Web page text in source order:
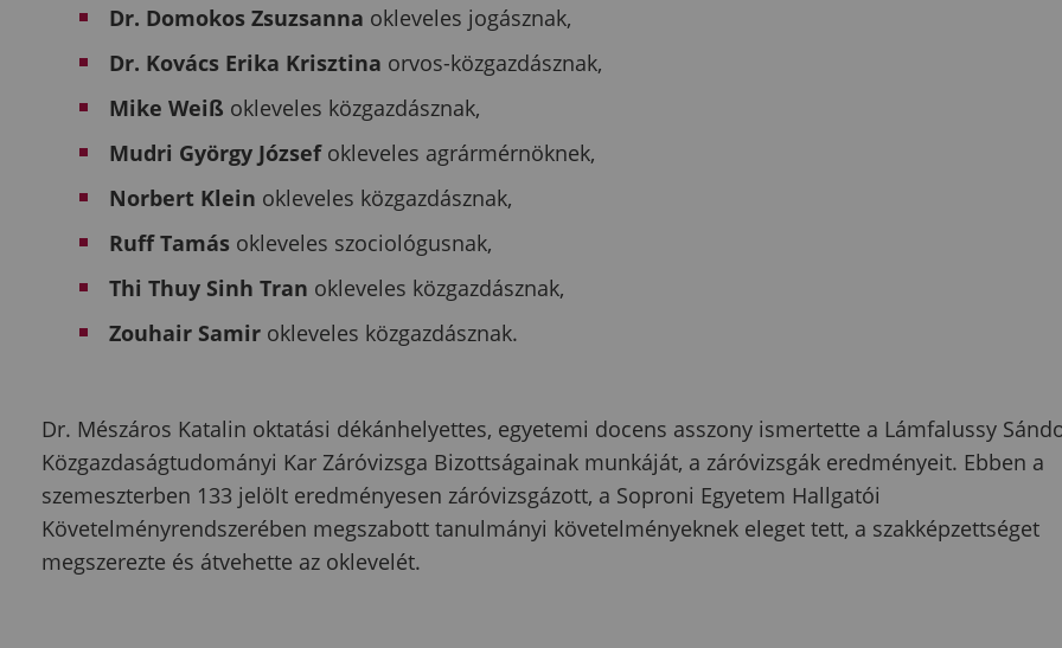
Dr. Domokos Zsuzsanna okleveles jogásznak,
Dr. Kovács Erika Krisztina orvos-közgazdásznak,
Mike Weiß okleveles közgazdásznak,
Mudri György Józsefokleveles agrármérnöknek,
Norbert Klein okleveles közgazdásznak,
Ruff Tamás okleveles szociológusnak,
Thi Thuy Sinh Tran okleveles közgazdásznak,
Zouhair Samir okleveles közgazdásznak.
Dr. Mészáros Katalin oktatási dékánhelyettes, egyetemi docens asszony ismertette a Lámfalussy
Közgazdaságtudományi Kar Záróvizsga Bizottságainak munkáját, a záróvizsgák eredményeit. Ebben a
szemeszterben 133 jelölt eredményesen záróvizsgázott, a Soproni Egyetem Hallgatói
Követelményrendszerében megszabott tanulmányi követelményeknek eleget tett, a szakképzettséget
megszerezte és átvehette az oklevelét.